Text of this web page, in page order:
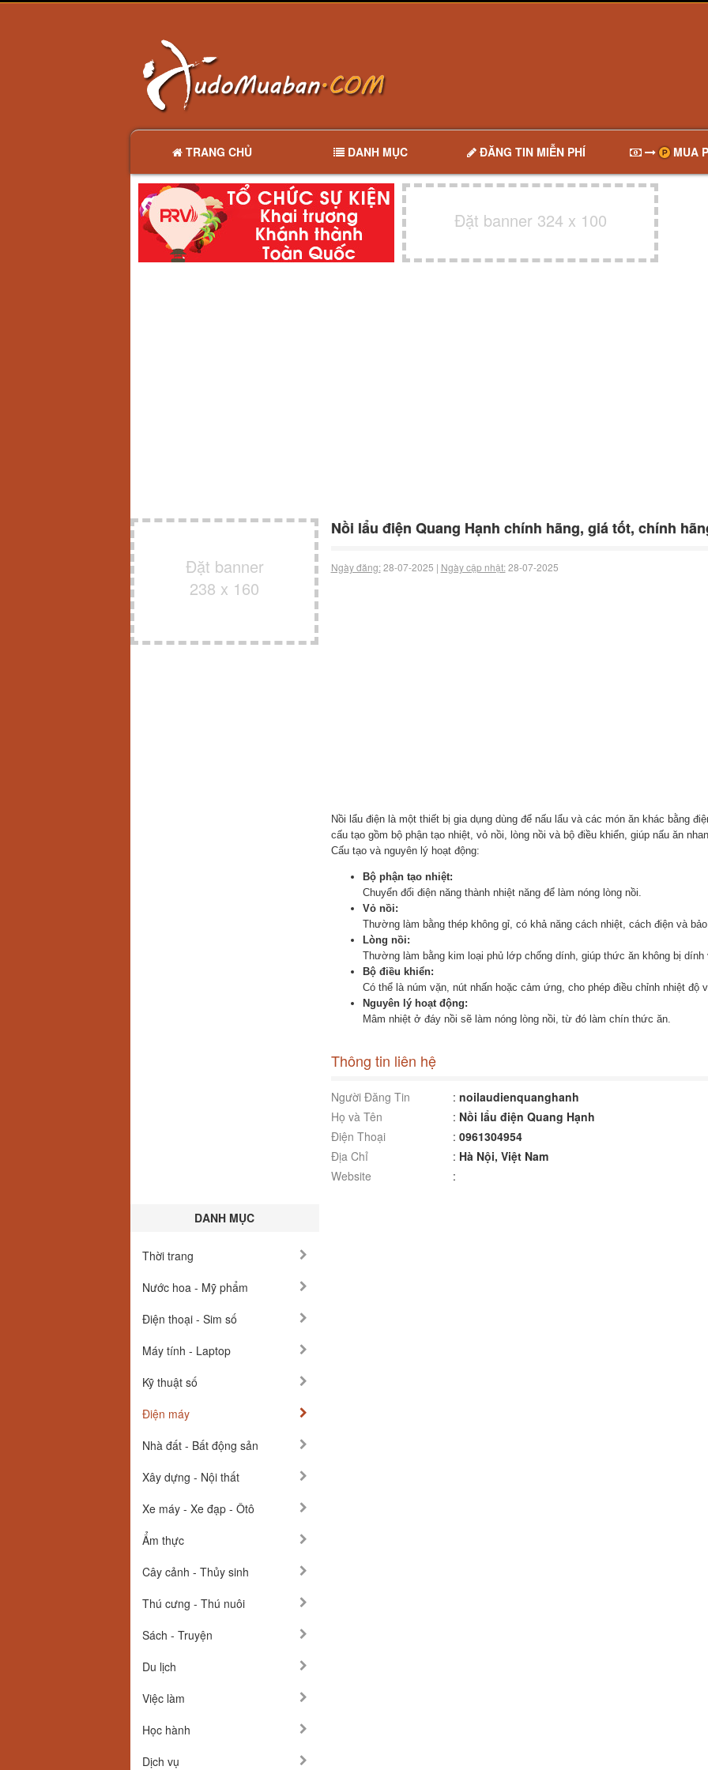
TRANG CHỦ DANH MỤC ĐĂNG TIN MIỄN PHÍ MUA
Đặt banner 324 x 100
Đặt banner
238 x 160
DANH MỤC
Thời trang
Nước hoa - Mỹ phẩm
Điện thoại - Sim số
Máy tính - Laptop
Kỹ thuật số
Điện máy
Nhà đất - Bất động sản
Xây dựng - Nội thất
Xe máy - Xe đạp - Ôtô
Ẩm thực
Cây cảnh - Thủy sinh
Thú cưng - Thú nuôi
Sách - Truyện
Du lịch
Việc làm
Học hành
Dịch vụ
Nồi lẩu điện Quang Hạnh chính hãng, giá tốt, chính
Ngày đăng:28-07-2025 | Ngày cập nhật:28-07-2025
Nồi lẩu điện là một thiết bị gia dụng dùng để nấu lẩu và các món ăn khác bằng
cấu tạo gồm bộ phận tạo nhiệt, vỏ nồi, lòng nồi và bộ điều khiển, giúp nấu ăn
Cấu tạo và nguyên lý hoạt động:
Bộ phận tạo nhiệt:
Chuyển đổi điện năng thành nhiệt năng để làm nóng lòng nồi.
Vỏ nồi:
Thường làm bằng thép không gỉ, có khả năng cách nhiệt, cách điện và
Lòng nồi:
Thường làm bằng kim loại phủ lớp chống dính, giúp thức ăn không bị
Bộ điều khiển:
Có thể là núm vặn, nút nhấn hoặc cảm ứng, cho phép điều chỉnh nhiệt độ
Nguyên lý hoạt động:
Mâm nhiệt ở đáy nồi sẽ làm nóng lòng nồi, từ đó làm chín thức ăn.
Thông tin liên hệ
Người Đăng Tin : noilaudienquanghanh
Họ và Tên
: Nồi lẩu điện Quang Hạnh
Điện Thoại
: 0961304954
Địa Chỉ
: Hà Nội, Việt Nam
Website
: